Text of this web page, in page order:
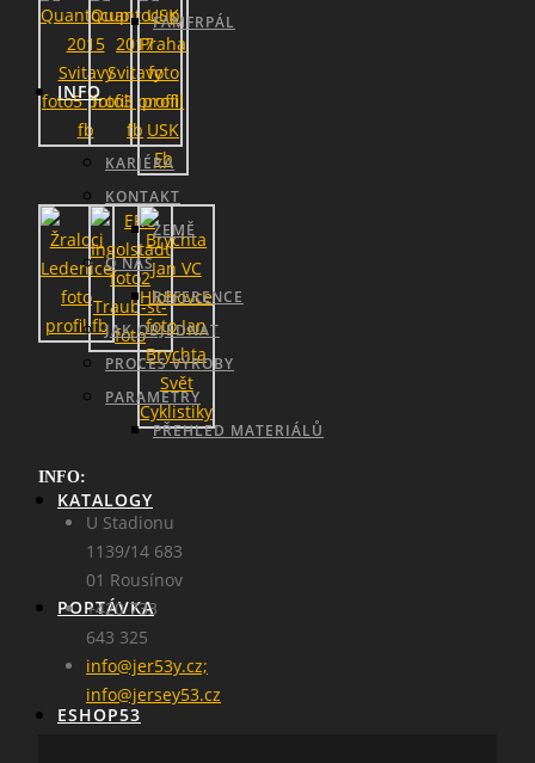
FAMFRPÁL
INFO
KARIÉRA
KONTAKT
ZEMĚ
O NÁS
REFERENCE
JAK OBJEDNAT
PROCES VÝROBY
PARAMETRY
PŘEHLED MATERIÁLŮ
KATALOGY
POPTÁVKA
ESHOP53
INFO:
U Stadionu
1139/14 683
01 Rousínov
+420 733
643 325
info@jer53y.cz;
info@jersey53.cz